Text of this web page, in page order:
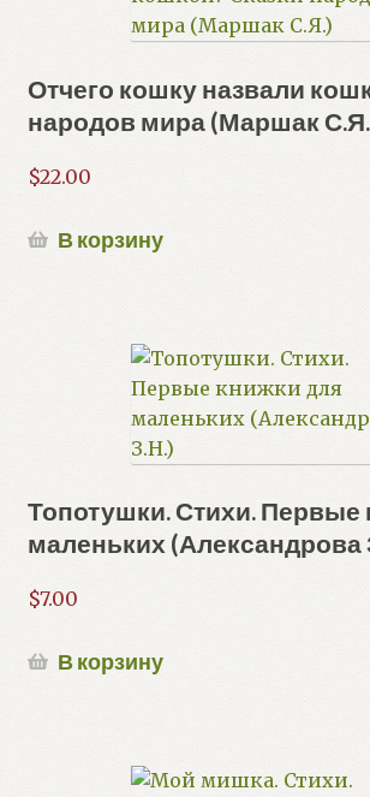
Отчего кошку назвали
народов мира (Маршак
$22.00
В корзину
Топотушки. Стихи. Первые
маленьких (Александрова
$7.00
В корзину